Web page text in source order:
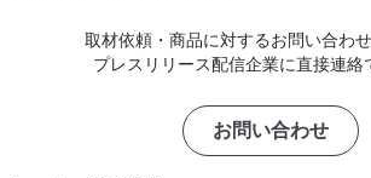
取材依頼・商品に対するお問い合わせ
プレスリリース配信企業に直接連絡
お問い合わせ